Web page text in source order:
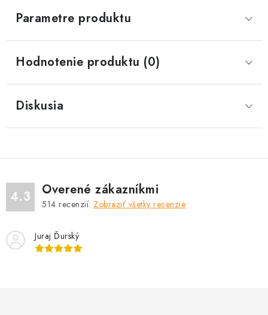
Parametre produktu
Hodnotenie produktu (0)
Diskusia
4.3 Overené zákazníkmi
514 recenzií. Zobraziť všetky recenzie
Juraj Ďurský